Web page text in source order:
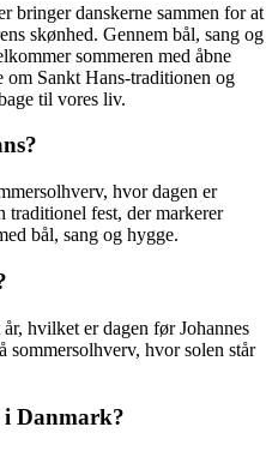
bringer danskerne sammen for at
skønhed. Gennem bål, sang og
sommeren med åbne
Sankt Hans-traditionen og
til vores liv.
hvor dagen er
traditionel fest, der markerer
bål, sang og hygge.
hvilket er dagen før Johannes
sommersolhverv, hvor solen står
i Danmark?